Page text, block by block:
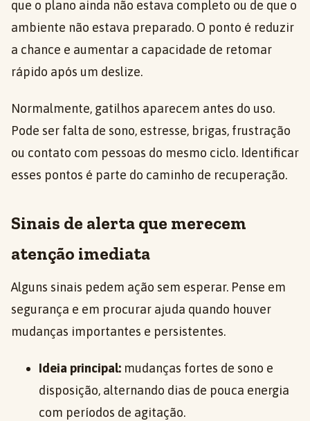
que o plano ainda não estava completo ou de que o
ambiente não estava preparado. O ponto é reduzir
a chance e aumentar a capacidade de retomar
rápido após um deslize.
Normalmente, gatilhos aparecem antes do uso.
Pode ser falta de sono, estresse, brigas, frustração
ou contato com pessoas do mesmo ciclo. Identificar
esses pontos é parte do caminho de recuperação.
Sinais de alerta que merecem
atenção imediata
Alguns sinais pedem ação sem esperar. Pense em
segurança e em procurar ajuda quando houver
mudanças importantes e persistentes.
Ideia principal: mudanças fortes de sono e
disposição, alternando dias de pouca energia
com períodos de agitação.